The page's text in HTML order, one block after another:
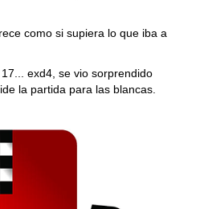
como si supiera lo que iba a
exd4, se vio sorprendido
la partida para las blancas.